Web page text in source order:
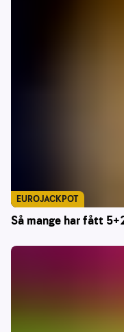
Så mange har fått
EUROJACKPOT